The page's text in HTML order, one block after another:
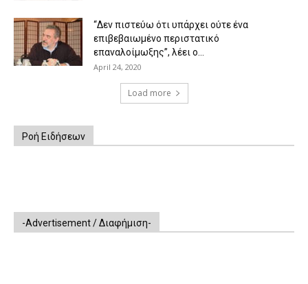
“Δεν πιστεύω ότι υπάρχει ούτε ένα
επιβεβαιωμένο περιστατικό
επαναλοίμωξης”, λέει ο...
April 24, 2020
Load more
Ροή Ειδήσεων
-Advertisement / Διαφήμιση-